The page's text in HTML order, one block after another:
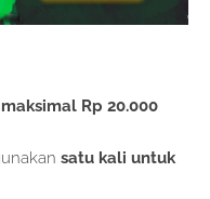
Rp 20.000
satu kali untuk